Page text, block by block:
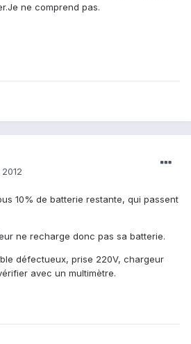
ne comprend pas.
10% de batterie restante, qui passent
ne recharge donc pas sa batterie.
défectueux, prise 220V, chargeur
avec un multimètre.